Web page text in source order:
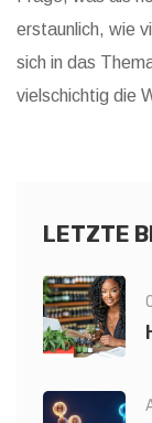
erstaunlich, wie
sich in das
vielschichtig die
LETZTE